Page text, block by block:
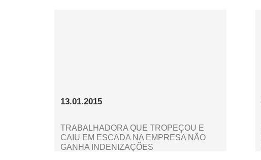
13.01.2015
TRABALHADORA QUE TROPEÇOU E
CAIU EM ESCADA NA EMPRESA NÃO
GANHA INDENIZAÇÕES